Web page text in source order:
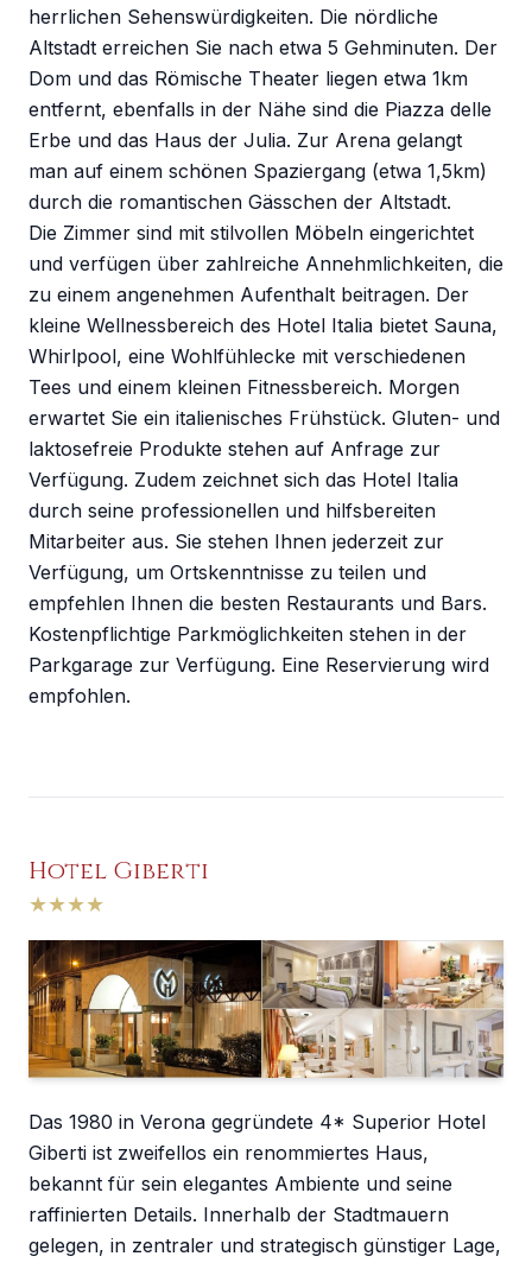
herrlichen Sehenswürdigkeiten. Die nördliche
Altstadt erreichen Sie nach etwa 5 Gehminuten. Der
Dom und das Römische Theater liegen etwa 1km
entfernt, ebenfalls in der Nähe sind die Piazza delle
Erbe und das Haus der Julia. Zur Arena gelangt
man auf einem schönen Spaziergang (etwa 1,5km)
durch die romantischen Gässchen der Altstadt.
Die Zimmer sind mit stilvollen Möbeln eingerichtet
und verfügen über zahlreiche Annehmlichkeiten, die
zu einem angenehmen Aufenthalt beitragen. Der
kleine Wellnessbereich des Hotel Italia bietet Sauna,
Whirlpool, eine Wohlfühlecke mit verschiedenen
Tees und einem kleinen Fitnessbereich. Morgen
erwartet Sie ein italienisches Frühstück. Gluten- und
laktosefreie Produkte stehen auf Anfrage zur
Verfügung. Zudem zeichnet sich das Hotel Italia
durch seine professionellen und hilfsbereiten
Mitarbeiter aus. Sie stehen Ihnen jederzeit zur
Verfügung, um Ortskenntnisse zu teilen und
empfehlen Ihnen die besten Restaurants und Bars.
Kostenpflichtige Parkmöglichkeiten stehen in der
Parkgarage zur Verfügung. Eine Reservierung wird
empfohlen.
Hotel Giberti
★★★★
Das 1980 in Verona gegründete 4* Superior Hotel
Giberti ist zweifellos ein renommiertes Haus,
bekannt für sein elegantes Ambiente und seine
raffinierten Details. Innerhalb der Stadtmauern
gelegen, in zentraler und strategisch günstiger Lage,